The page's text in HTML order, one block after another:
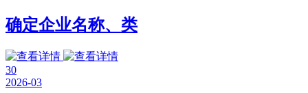
确定企业名称、类
30
2026-03